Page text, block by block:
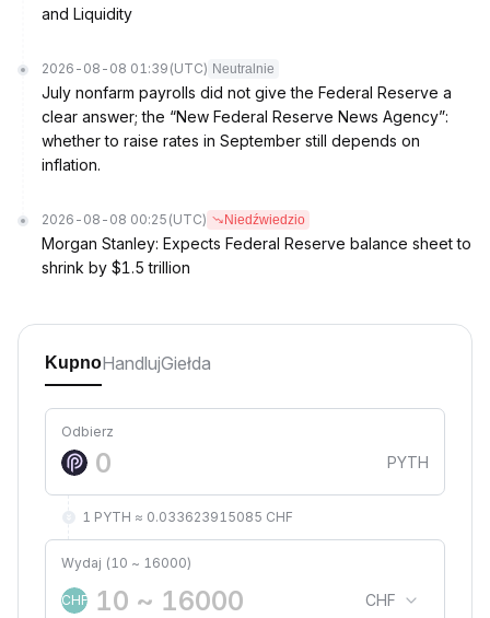
and Liquidity
2026-08-08 01:39 (UTC) Neutralnie
July nonfarm payrolls did not give the Federal Reserve a
clear answer; the “New Federal Reserve News Agency”:
whether to raise rates in September still depends on
inflation.
2026-08-08 00:25 (UTC) Niedźwiedzio
Morgan Stanley: Expects Federal Reserve balance sheet to
shrink by $1.5 trillion
KupnoHandlujGiełda
Odbierz
PYTH
1 PYTH ≈ 0.033623915085 CHF
Wydaj (10 ~ 16000)
CHF CHF